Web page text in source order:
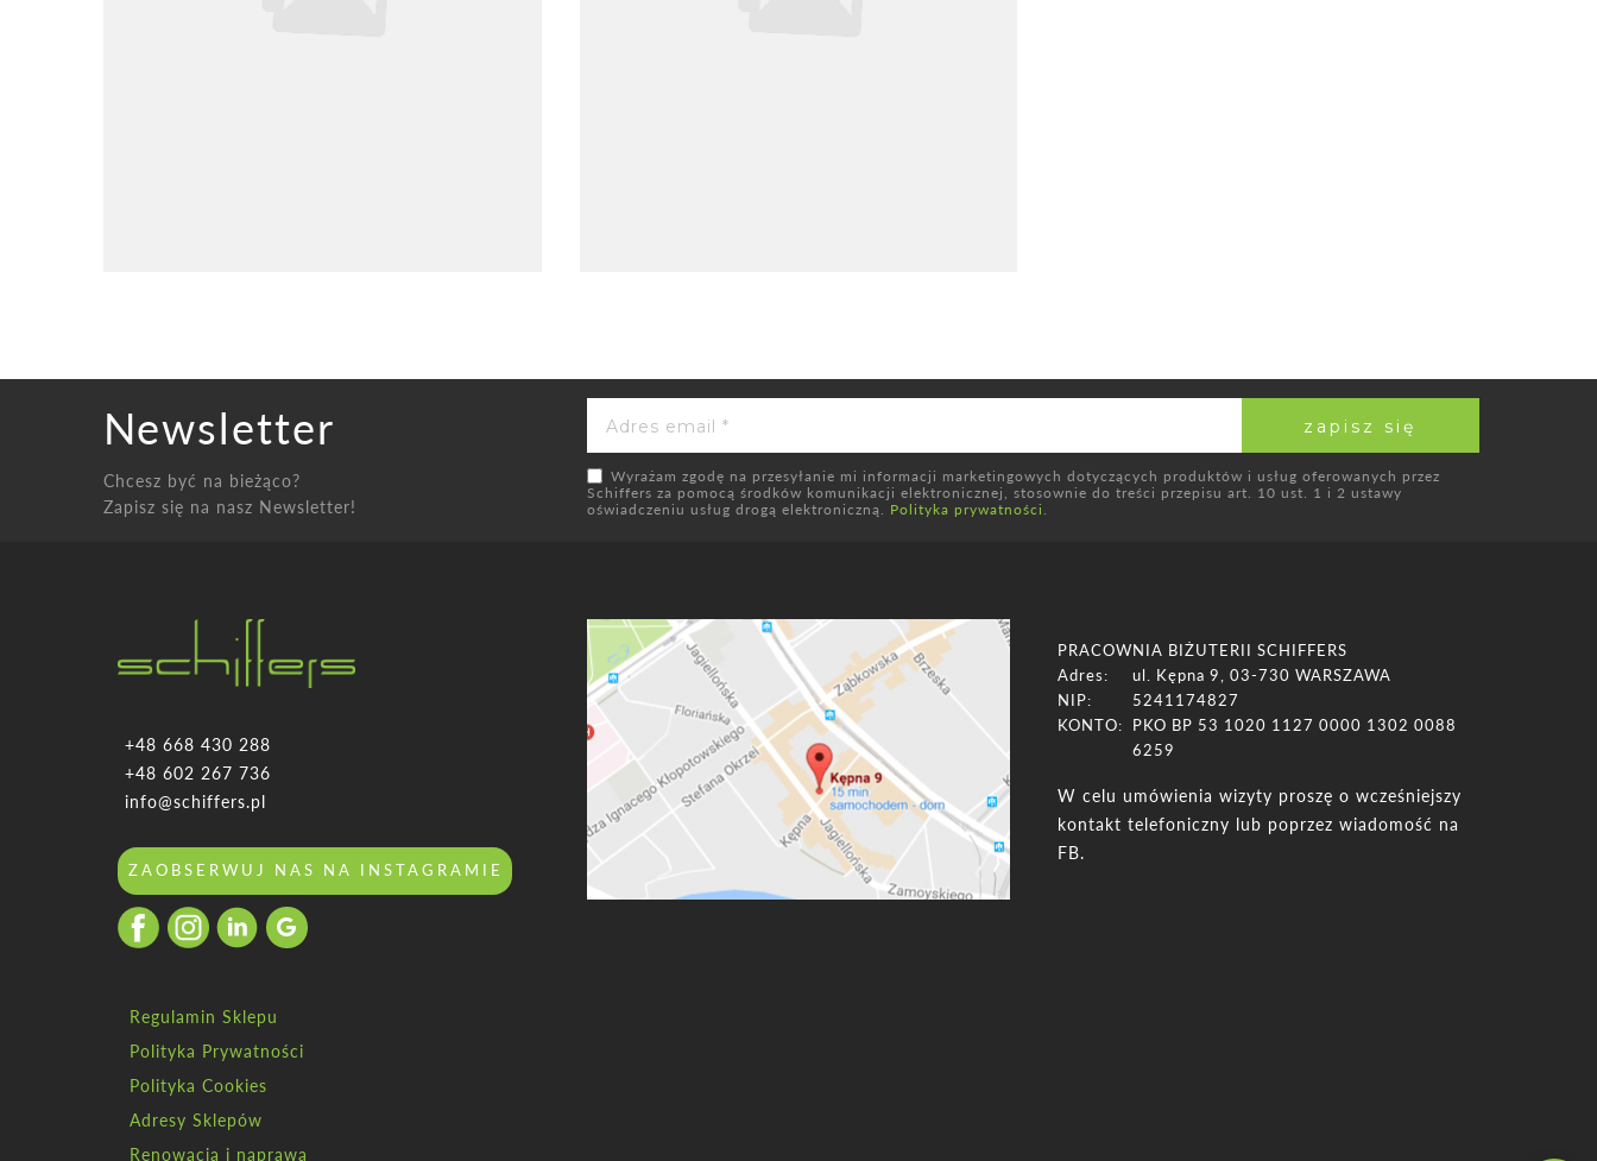
Newsletter
Chcesz być na bieżąco?
Zapisz się na nasz Newsletter!
Wyrażam zgodę na przesyłanie mi informacji marketingowych dotyczących produktów i usług oferowanych przez
Schiffers za pomocą środków komunikacji elektronicznej, stosownie do treści przepisu art. 10 ust. 1 i 2 ustawy
oświadczeniu usług drogą elektroniczną. Polityka prywatności .
+48 668 430 288
+48 602 267 736
info@schiffers.pl
ZAOBSERWUJ NAS NA INSTAGRAMIE
Regulamin Sklepu
Polityka Prywatności
Polityka Cookies
Adresy Sklepów
Renowacja i naprawa
PRACOWNIA BIŻUTERII SCHIFFERS
Adres:
ul. Kępna 9, 03-730 WARSZAWA
NIP:
5241174827
KONTO:
PKO BP 53 1020 1127 0000 1302 0088
6259
W celu umówienia wizyty proszę o wcześniejszy
kontakt telefoniczny lub poprzez wiadomość na
FB.